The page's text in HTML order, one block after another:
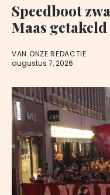
Speedboot
Maas getakeld
VAN ONZE REDACTIE
augustus 7, 2026